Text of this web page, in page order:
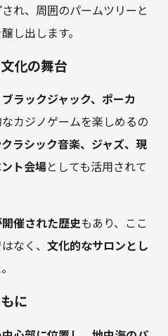
れ、周囲のパームツリーと
し出します。
化の舞台
ラックジャック、ポーカ
カジノゲームを楽しめるの
ラシック音楽、ジャズ、現
ト会場としても活用されて
催された歴史もあり、ここ
なく、 文化的なサロンとし
に